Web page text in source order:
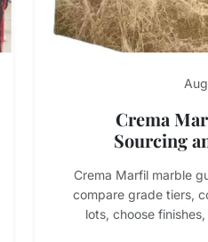
Crema
Sourcing
Crema Marfil marble
compare grade tiers,
lots, choose